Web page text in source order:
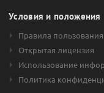
Условия и положения
Правила пользования
Открытая лицензия
Использование
Политика